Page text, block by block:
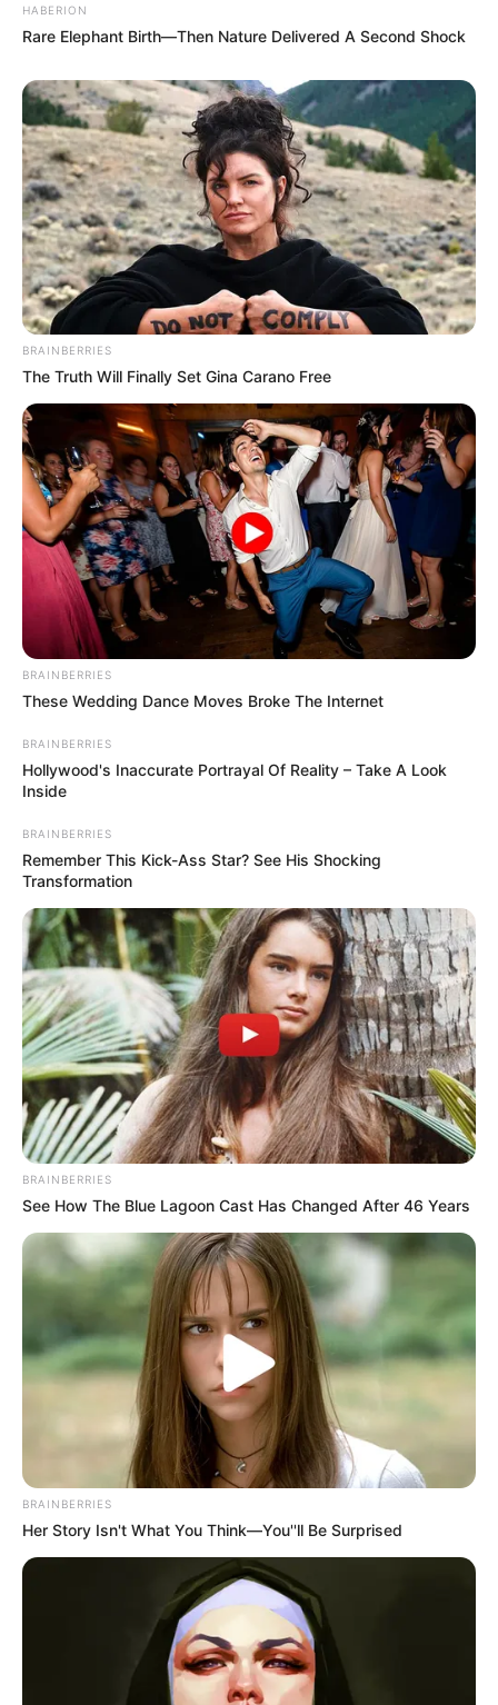
(foto: instagram/estelleliden)
2. Menikmati malam yang indah ditemani cahaya lampu
perkotaan dari atas kapal
(foto: instagram/estelleliden)
3. Memiliki kecantikan alami meski riasannya tipis
(foto: instagram/estelleliden)
4. Sempat menjadi seorang model sebelum memulai karier
HABERION
Rare Elephant Birth—Then Nature Delivered A Second Shock
BRAINBERRIES
The Truth Will Finally Set Gina Carano Free
BRAINBERRIES
These Wedding Dance Moves Broke The Internet
BRAINBERRIES
Hollywood's Inaccurate Portrayal Of Reality – Take A Look
Inside
BRAINBERRIES
Remember This Kick-Ass Star? See His Shocking
Transformation
BRAINBERRIES
See How The Blue Lagoon Cast Has Changed After 46 Years
BRAINBERRIES
Her Story Isn't What You Think—You''ll Be Surprised